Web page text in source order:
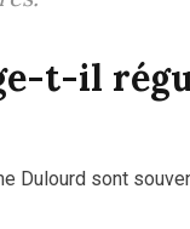
t-il
Dulourd sont